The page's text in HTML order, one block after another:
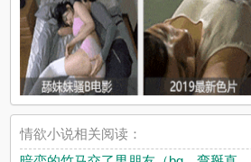
情欲小说相关阅读：